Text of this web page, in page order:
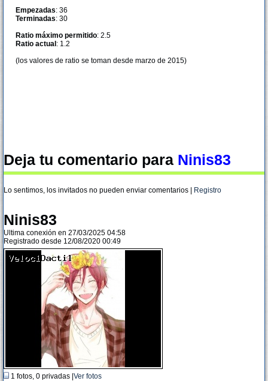
Empezadas: 36
Terminadas: 30
Ratio máximo permitido: 2.5
Ratio actual : 1.2
(los valores de ratio se toman desde marzo de 2015)
Deja tu comentario para Ninis83
Lo sentimos, los invitados no pueden enviar comentarios | Registro
Ninis83
Ultima conexión en 27/03/2025 04:58
Registrado desde 12/08/2020 00:49
1 fotos, 0 privadas | Ver fotos